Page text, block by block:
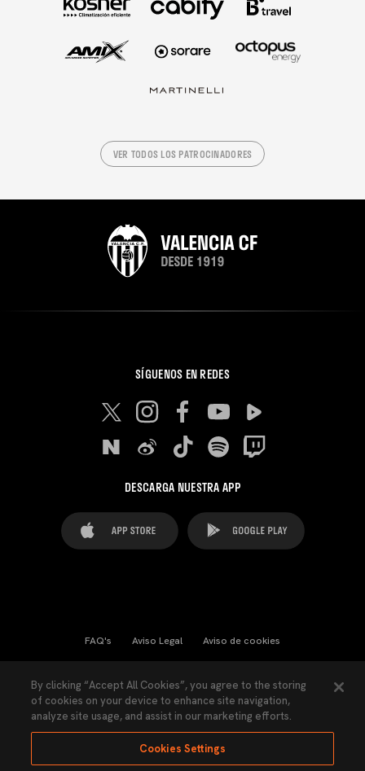
VER TODOS LOS PATROCINADORES
SÍGUENOS EN REDES
DESCARGA NUESTRA APP
FAQ's Aviso Legal Aviso de cookies
Ley Transparencia Política de Privacidad
Accesibilidad
By clicking “Accept All Cookies”, you agree to the storing
of cookies on your device to enhance site navigation,
analyze site usage, and assist in our marketing efforts.
Cookies Settings